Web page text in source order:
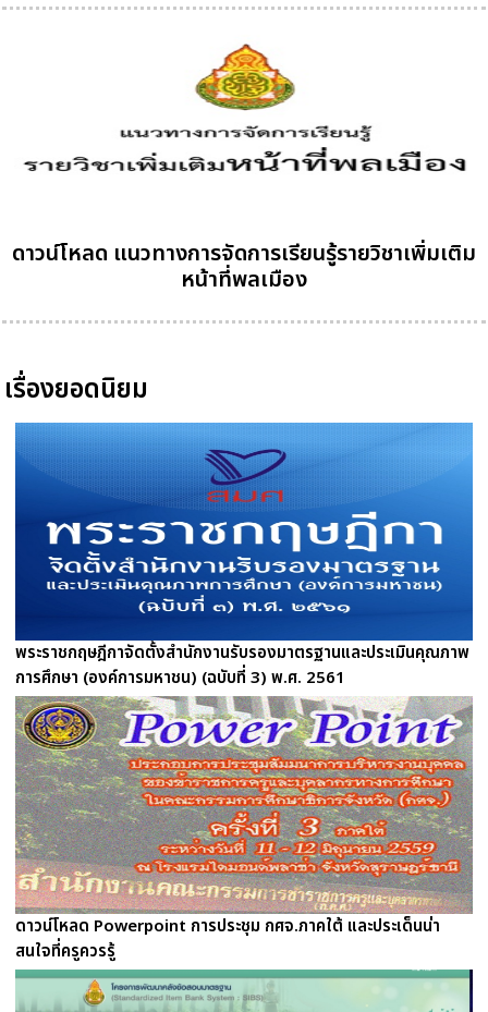
ดาวน์โหลด แนวทางการจัดการเรียนรู้รายวิชาเพิ่มเติม
หน้าที่พลเมือง
เรื่องยอดนิยม
พระราชกฤษฎีกาจัดตั้งสำนักงานรับรองมาตรฐานและประเมินคุณภาพ
การศึกษา (องค์การมหาชน) (ฉบับที่ 3) พ.ศ. 2561
ดาวน์โหลด Powerpoint การประชุม กศจ.ภาคใต้ และประเด็นน่า
สนใจที่ครูควรรู้